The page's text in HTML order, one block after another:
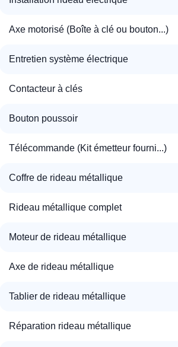
Axe motorisé (Boîte à clé ou bouton...)
Entretien système électrique
Contacteur à clés
Bouton poussoir
Télécommande (Kit émetteur fourni...)
Coffre de rideau métallique
Rideau métallique complet
Moteur de rideau métallique
Axe de rideau métallique
Tablier de rideau métallique
Réparation rideau métallique
Téléphone
+33
Code Postal
* Champs obligatoires